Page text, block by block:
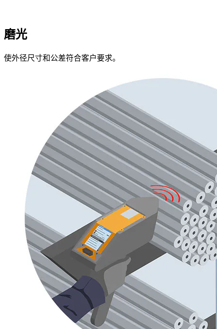
磨光
使外径尺寸和公差符合客户要求。